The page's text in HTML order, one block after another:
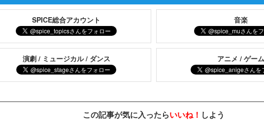
SPICE総合アカウント 音楽
演劇 / ミュージカル / ダンス アニメ / ゲー
この記事が気に入ったらいいね！ しよう